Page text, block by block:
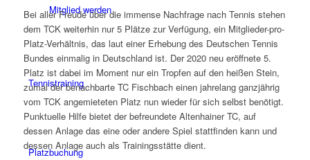
Mitglied werden
Tennistraining
Platzbuchung
Bei aller Freude über die immense Nachfrage nach Tennis stehen
dem TCK weiterhin nur 5 Plätze zur Verfügung, ein Mitglieder-pro-
Platz-Verhältnis, das laut einer Erhebung des Deutschen Tennis
Bundes einmalig in Deutschland ist. Der 2020 neu eröffnete 5.
Platz ist dabei im Moment nur ein Tropfen auf den heißen Stein,
zumal der benachbarte TC Fischbach einen jahrelang ganzjährig
vom TCK angemieteten Platz nun wieder für sich selbst benötigt.
Punktuelle Hilfe bietet der befreundete Altenhainer TC, auf
dessen Anlage das eine oder andere Spiel stattfinden kann und
dessen Anlage auch als Trainingsstätte dient.